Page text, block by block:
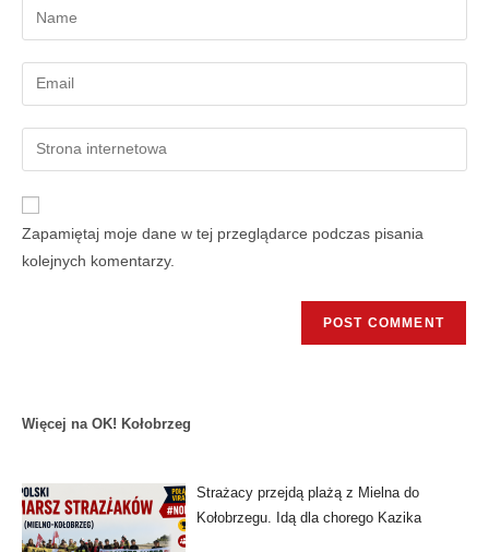
Zapamiętaj moje dane w tej przeglądarce podczas pisania
kolejnych komentarzy.
Więcej na OK! Kołobrzeg
Strażacy przejdą plażą z Mielna do
Kołobrzegu. Idą dla chorego Kazika